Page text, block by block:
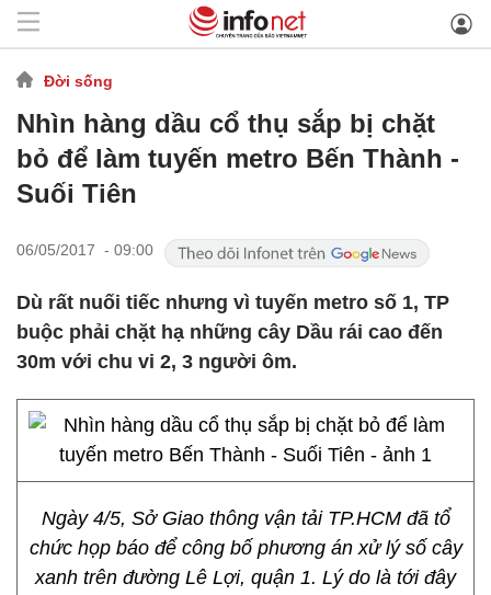
Đời sống
Nhìn hàng dầu cổ thụ sắp bị chặt
bỏ để làm tuyến metro Bến Thành -
Suối Tiên
06/05/2017 - 09:00
Dù rất nuối tiếc nhưng vì tuyến metro số 1, TP
buộc phải chặt hạ những cây Dầu rái cao đến
30m với chu vi 2, 3 người ôm.
Ngày 4/5, Sở Giao thông vận tải TP.HCM đã tổ
chức họp báo để công bố phương án xử lý số cây
xanh trên đường Lê Lợi, quận 1. Lý do là tới đây